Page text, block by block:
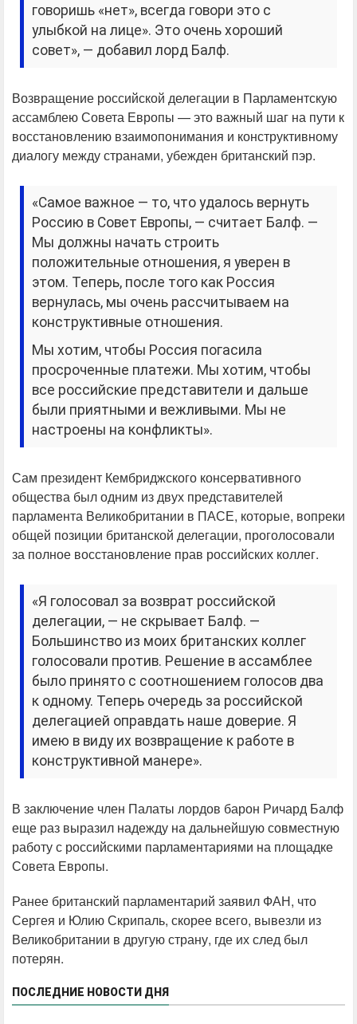
говоришь «нет», всегда говори это с
улыбкой на лице». Это очень хороший
совет», — добавил лорд Балф.
Возвращение российской делегации в Парламентскую
ассамблею Совета Европы — это важный шаг на пути к
восстановлению взаимопонимания и конструктивному
диалогу между странами, убежден британский пэр.
«Самое важное — то, что удалось вернуть
Россию в Совет Европы, — считает Балф. —
Мы должны начать строить
положительные отношения, я уверен в
этом. Теперь, после того как Россия
вернулась, мы очень рассчитываем на
конструктивные отношения.
Мы хотим, чтобы Россия погасила
просроченные платежи. Мы хотим, чтобы
все российские представители и дальше
были приятными и вежливыми. Мы не
настроены на конфликты».
Сам президент Кембриджского консервативного
общества был одним из двух представителей
парламента Великобритании в ПАСЕ, которые, вопреки
общей позиции британской делегации, проголосовали
за полное восстановление прав российских коллег.
«Я голосовал за возврат российской
делегации, — не скрывает Балф. —
Большинство из моих британских коллег
голосовали против. Решение в ассамблее
было принято с соотношением голосов два
к одному. Теперь очередь за российской
делегацией оправдать наше доверие. Я
имею в виду их возвращение к работе в
конструктивной манере».
В заключение член Палаты лордов барон Ричард Балф
еще раз выразил надежду на дальнейшую совместную
работу с российскими парламентариями на площадке
Совета Европы.
Ранее британский парламентарий заявил ФАН, что
Сергея и Юлию Скрипаль, скорее всего, вывезли из
Великобритании в другую страну, где их след был
потерян.
ПОСЛЕДНИЕ НОВОСТИ ДНЯ